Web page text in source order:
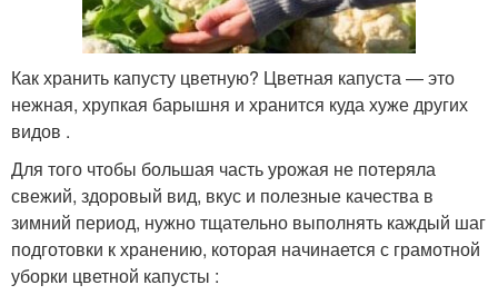
Как хранить капусту цветную? Цветная капуста — это
нежная, хрупкая барышня и хранится куда хуже других
видов .
Для того чтобы большая часть урожая не потеряла
свежий, здоровый вид, вкус и полезные качества в
зимний период, нужно тщательно выполнять каждый шаг
подготовки к хранению, которая начинается с грамотной
уборки цветной капусты :